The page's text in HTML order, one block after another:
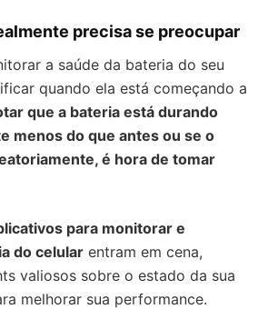
precisa se preocupar
a saúde da bateria do seu
quando ela está começando a
que a bateria está durando
menos do que antes ou se o
é hora de tomar
para monitorar e
do celular entram em cena,
valiosos sobre o estado da sua
melhorar sua performance.